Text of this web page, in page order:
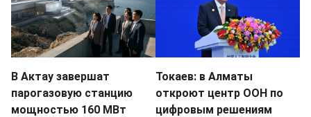
В Актау завершат
парогазовую станцию
мощностью 160 МВт
Токаев: в Алматы
откроют центр ООН по
цифровым решениям